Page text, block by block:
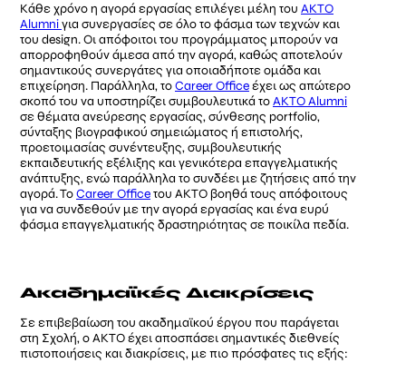
Κάθε χρόνο η αγορά εργασίας επιλέγει μέλη του ΑΚΤΟ
Alumniγια συνεργασίες σε όλο το φάσμα των τεχνών και
του design. Οι απόφοιτοι του προγράμματος μπορούν να
απορροφηθούν άμεσα από την αγορά, καθώς αποτελούν
σημαντικούς συνεργάτες για οποιαδήποτε ομάδα και
επιχείρηση. Παράλληλα, τοCareer Officeέχει ως απώτερο
σκοπό του να υποστηρίζει συμβουλευτικά τοΑΚΤΟ Alumni
σε θέματα ανεύρεσης εργασίας, σύνθεσης portfolio,
σύνταξης βιογραφικού σημειώματος ή επιστολής,
προετοιμασίας συνέντευξης, συμβουλευτικής
εκπαιδευτικής εξέλιξης και γενικότερα επαγγελματικής
ανάπτυξης, ενώ παράλληλα το συνδέει με ζητήσεις από την
αγορά. ΤοCareer Officeτου ΑΚΤΟ βοηθά τους απόφοιτους
για να συνδεθούν με την αγορά εργασίας και ένα ευρύ
φάσμα επαγγελματικής δραστηριότητας σε ποικίλα πεδία.
Ακαδημαϊκές Διακρίσεις
Σε επιβεβαίωση του ακαδημαϊκού έργου που παράγεται
στη Σχολή, ο ΑΚΤΟ έχει αποσπάσει σημαντικές διεθνείς
πιστοποιήσεις και διακρίσεις, με πιο πρόσφατες τις εξής: